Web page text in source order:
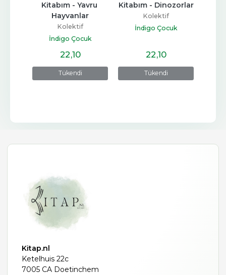
Tükendi
Kitabım - Yavru
Hayvanlar
Kolektif
İndigo Çocuk
22,10
Tükendi
Kitabım - Dinozorlar
Kolektif
İndigo Çocuk
22,10
Kitap.nl
Ketelhuis 22c
7005 CA Doetinchem